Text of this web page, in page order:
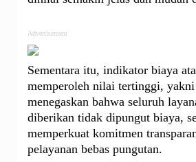
Advertisement
Sementara itu, indikator biaya
memperoleh nilai tertinggi,
menegaskan bahwa seluruh
diberikan tidak dipungut biaya,
memperkuat komitmen
pelayanan bebas pungutan.